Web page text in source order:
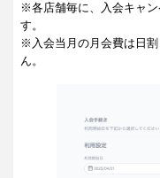
※各店舗毎に、入会キャ
す。
※入会当月の月会費は日
ん。